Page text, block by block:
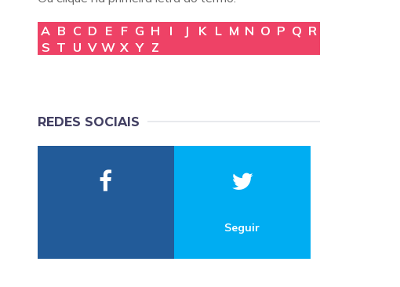
A B C D E F G H I J K L M N O P Q R
S T U V W X Y Z
REDES SOCIAIS
Seguir